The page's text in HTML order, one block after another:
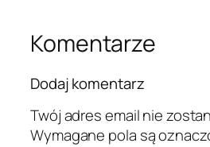
Komentarze
Dodaj komentarz
Twój adres email nie
Wymagane pola są